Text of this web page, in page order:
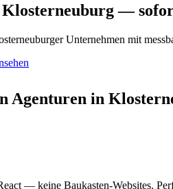
Klosterneuburg —
Unternehmen mit
Agenturen in
— keine Baukasten-Websites.